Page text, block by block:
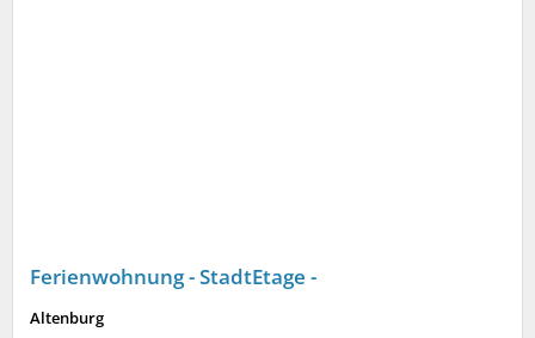
Ferienwohnung - StadtEtage -
Altenburg